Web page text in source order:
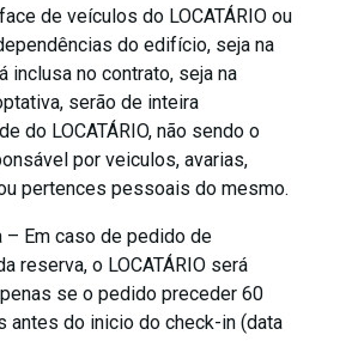
de veículos do LOCATÁRIO ou
do edifício, seja na
inclusa no contrato, seja na
serão de inteira
do LOCATÁRIO, não sendo o
por veiculos, avarias,
pertences pessoais do mesmo.
– Em caso de pedido de
reserva, o LOCATÁRIO será
se o pedido preceder 60
antes do inicio do check-in (data